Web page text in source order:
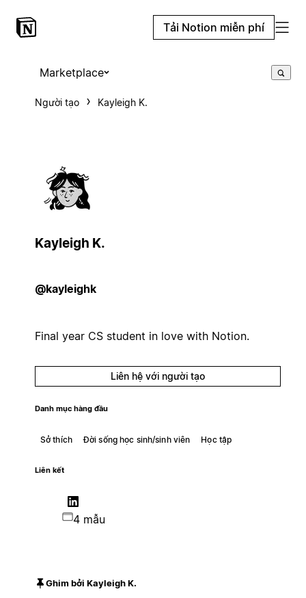
Tải Notion miễn phí
Marketplace
Người tạo Kayleigh K.
Kayleigh K.
@kayleighk
Final year CS student in love with Notion.
Liên hệ với người tạo
Danh mục hàng đầu
Sở thích Đời sống học sinh/sinh viên Học tập
Liên kết
4 mẫu
Ghim bởi Kayleigh K.